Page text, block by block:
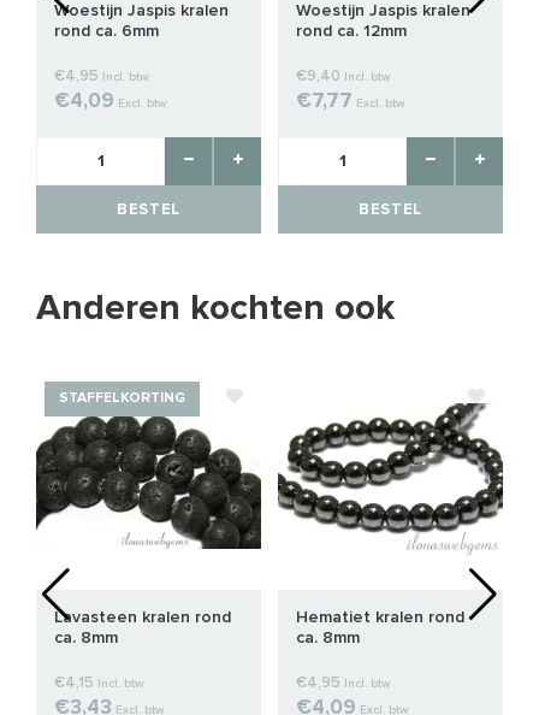
Woestijn Jaspis kralen
rond ca. 6mm
€4,95 Incl. btw
€4,09 Excl. btw
BESTEL
Woestijn Jaspis kralen
rond ca. 12mm
€9,40 Incl. btw
€7,77 Excl. btw
BESTEL
Anderen kochten ook
STAFFELKORTING
Lavasteen kralen rond
ca. 8mm
€4,15 Incl. btw
€3,43 Excl. btw
Hematiet kralen rond
ca. 8mm
€4,95 Incl. btw
€4,09 Excl. btw